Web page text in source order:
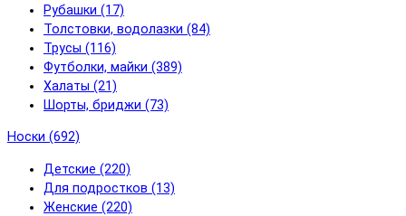
Рубашки (17)
Толстовки, водолазки (84)
Трусы (116)
Футболки, майки (389)
Халаты (21)
Шорты, бриджи (73)
Носки (692)
Детские (220)
Для подростков (13)
Женские (220)